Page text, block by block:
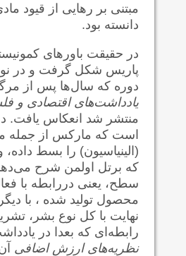
مبتنی بر رهایی از قیود
دانسته بود.
در حقیقت باورهای
پاریس شکل گرفت و در
دوره که سال‌ها پس از
یادداشت‌های اقتصادی و
منتشر شد انعکاس یافت.
است که مارکس از جمله
(الینیاسیون) را بسط
که برتل اولمن شرح
سطح، یعنی دررابطه با
محصول تولید شده ، با
نهایت با کل نوع بشر،
رابطه‌ای که بعدا در
نظریه‌های ارزش اضافی